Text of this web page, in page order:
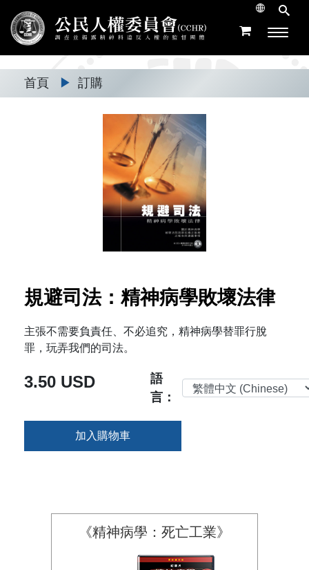
首頁 ▶ 訂購
規避司法：精神病學敗壞法律
主張不需要負責任、不必追究，精神病學替罪行脫
罪，玩弄我們的司法。
3.50 USD
語
言：
加入購物車
《精神病學：死亡工業》